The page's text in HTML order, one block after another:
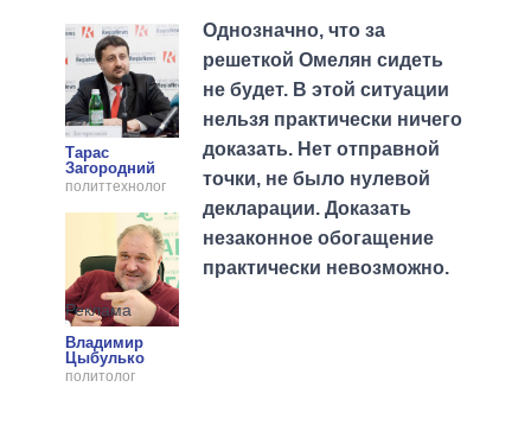
Тарас
Загородний
политтехнолог
Владимир
Цыбулько
политолог
Однозначно, что за
решеткой Омелян сидеть
не будет. В этой ситуации
нельзя практически ничего
доказать. Нет отправной
точки, не было нулевой
декларации. Доказать
незаконное обогащение
практически невозможно.